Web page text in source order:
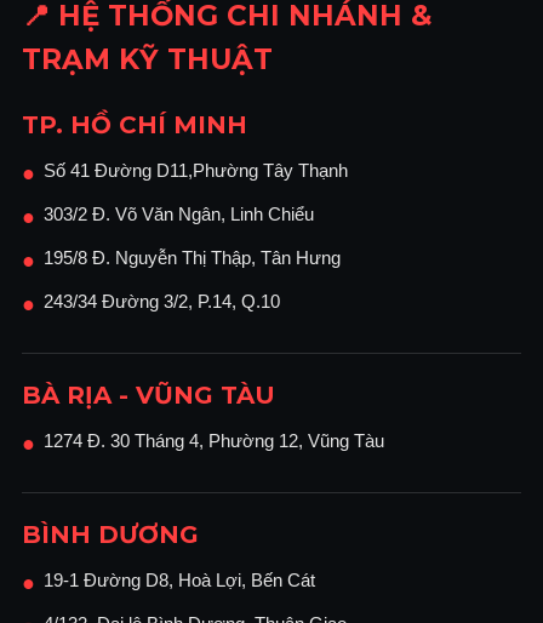
📍 HỆ THỐNG CHI NHÁNH &
TRẠM KỸ THUẬT
TP. HỒ CHÍ MINH
● Số 41 Đường D11,Phường Tây Thạnh
● 303/2 Đ. Võ Văn Ngân, Linh Chiểu
● 195/8 Đ. Nguyễn Thị Thập, Tân Hưng
● 243/34 Đường 3/2, P.14, Q.10
BÀ RỊA - VŨNG TÀU
● 1274 Đ. 30 Tháng 4, Phường 12, Vũng Tàu
BÌNH DƯƠNG
● 19-1 Đường D8, Hoà Lợi, Bến Cát